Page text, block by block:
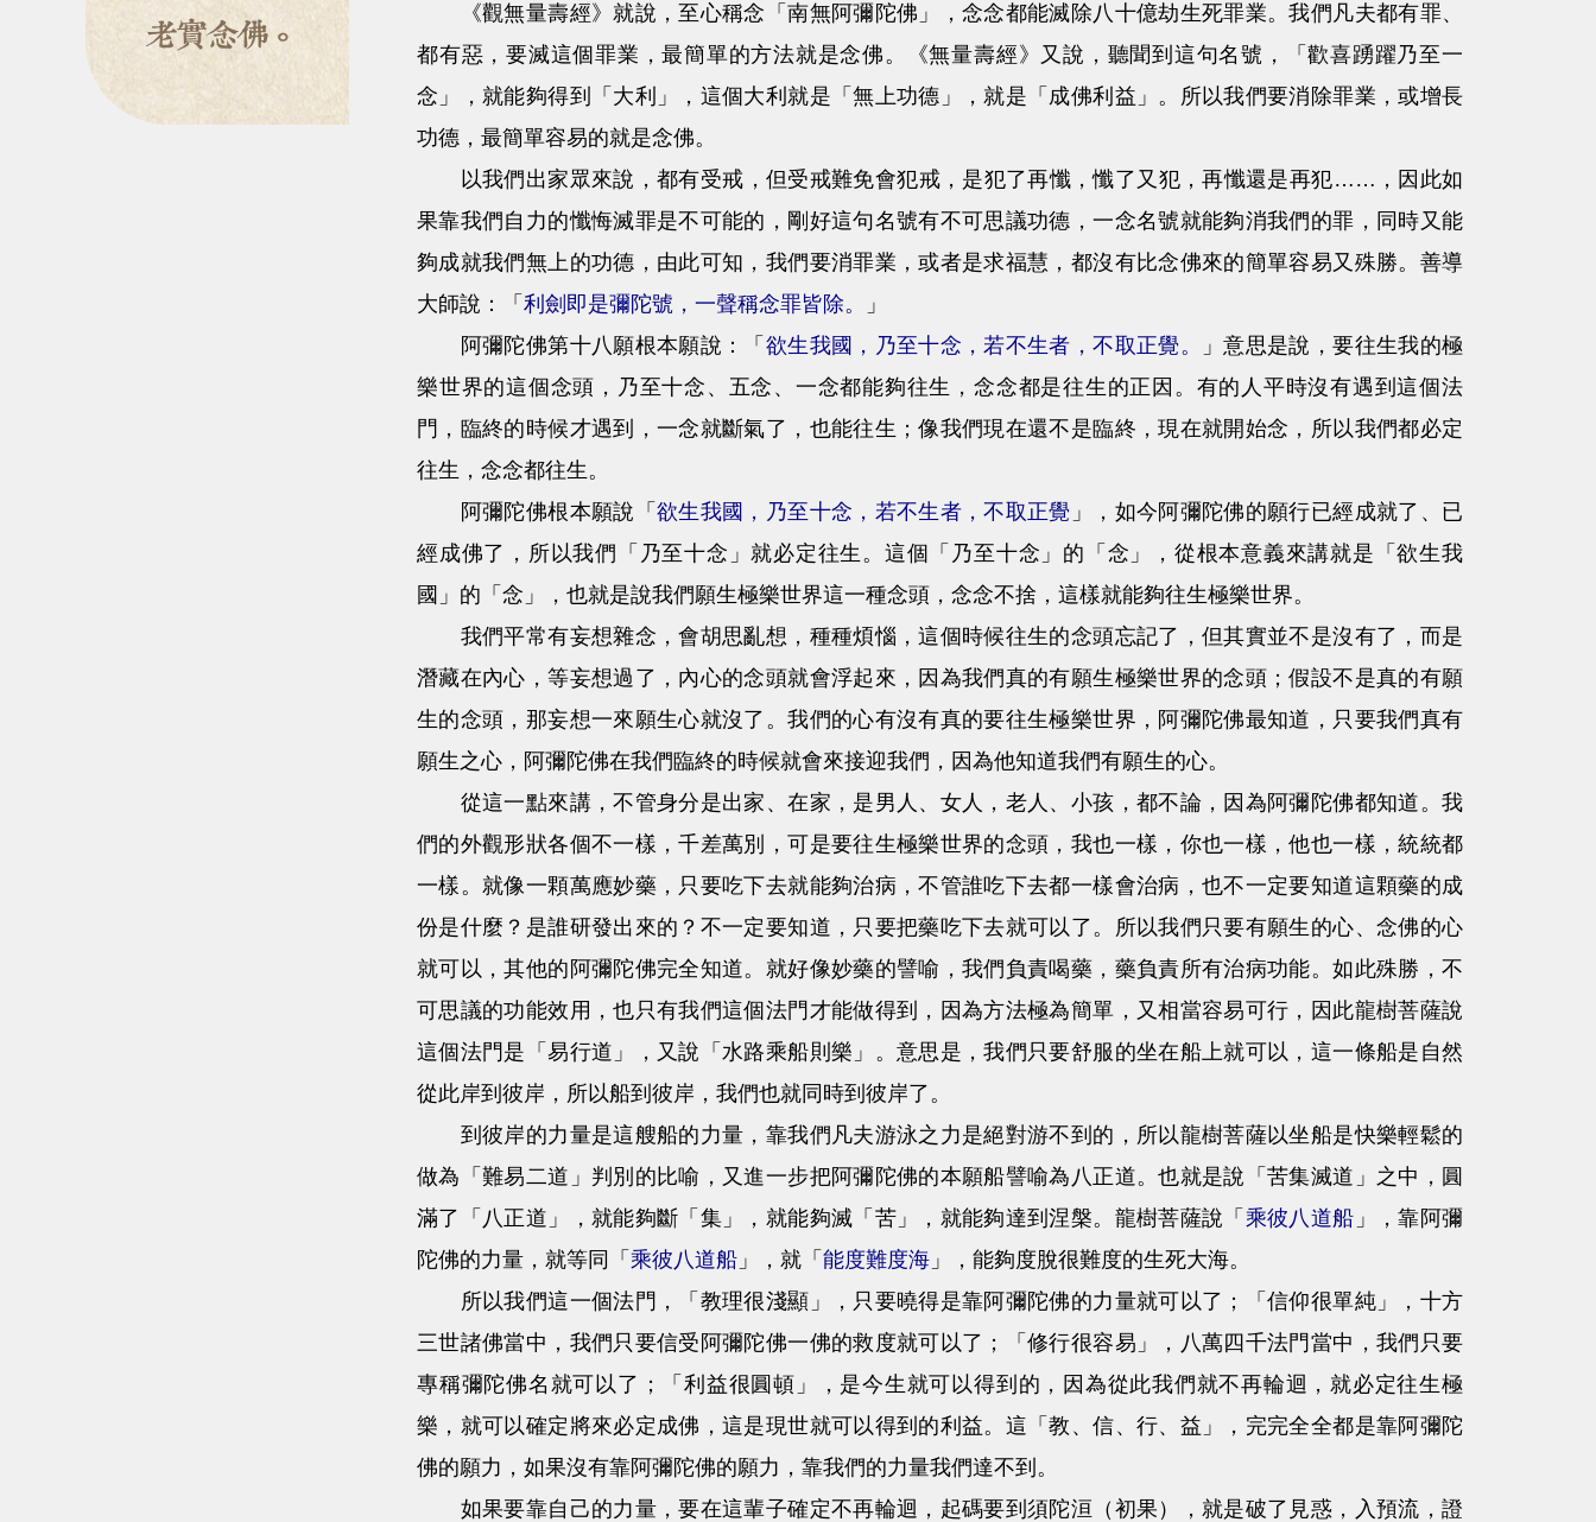
《觀無量壽經》就說，至心稱念「南無阿彌陀佛」，念念都能滅除八十億劫生死罪業。我們凡夫都有罪、
都有惡，要滅這個罪業，最簡單的方法就是念佛。《無量壽經》又說，聽聞到這句名號，「歡喜踴躍乃至一
念」，就能夠得到「大利」，這個大利就是「無上功德」，就是「成佛利益」。所以我們要消除罪業，或增長
功德，最簡單容易的就是念佛。
以我們出家眾來說，都有受戒，但受戒難免會犯戒，是犯了再懺，懺了又犯，再懺還是再犯……，因此如
果靠我們自力的懺悔滅罪是不可能的，剛好這句名號有不可思議功德，一念名號就能夠消我們的罪，同時又能
夠成就我們無上的功德，由此可知，我們要消罪業，或者是求福慧，都沒有比念佛來的簡單容易又殊勝。善導
大師說：「 利劍即是彌陀號，一聲稱念罪皆除。
」
阿彌陀佛第十八願根本願說：「 欲生我國，乃至十念，若不生者，不取正覺。
」意思是說，要往生我的極
樂世界的這個念頭，乃至十念、五念、一念都能夠往生，念念都是往生的正因。有的人平時沒有遇到這個法
門，臨終的時候才遇到，一念就斷氣了，也能往生；像我們現在還不是臨終，現在就開始念，所以我們都必定
往生，念念都往生。
阿彌陀佛根本願說「 欲生我國，乃至十念，若不生者，不取正覺 」，如今阿彌陀佛的願行已經成就了、已
經成佛了，所以我們「乃至十念」就必定往生。這個「乃至十念」的「念」，從根本意義來講就是「欲生我
國」的「念」，也就是說我們願生極樂世界這一種念頭，念念不捨，這樣就能夠往生極樂世界。
我們平常有妄想雜念，會胡思亂想，種種煩惱，這個時候往生的念頭忘記了，但其實並不是沒有了，而是
潛藏在內心，等妄想過了，內心的念頭就會浮起來，因為我們真的有願生極樂世界的念頭；假設不是真的有願
生的念頭，那妄想一來願生心就沒了。我們的心有沒有真的要往生極樂世界，阿彌陀佛最知道，只要我們真有
願生之心，阿彌陀佛在我們臨終的時候就會來接迎我們，因為他知道我們有願生的心。
從這一點來講，不管身分是出家、在家，是男人、女人，老人、小孩，都不論，因為阿彌陀佛都知道。我
們的外觀形狀各個不一樣，千差萬別，可是要往生極樂世界的念頭，我也一樣，你也一樣，他也一樣，統統都
一樣。就像一顆萬應妙藥，只要吃下去就能夠治病，不管誰吃下去都一樣會治病，也不一定要知道這顆藥的成
份是什麼？是誰研發出來的？不一定要知道，只要把藥吃下去就可以了。所以我們只要有願生的心、念佛的心
就可以，其他的阿彌陀佛完全知道。就好像妙藥的譬喻，我們負責喝藥，藥負責所有治病功能。如此殊勝，不
可思議的功能效用，也只有我們這個法門才能做得到，因為方法極為簡單，又相當容易可行，因此龍樹菩薩說
這個法門是「易行道」，又說「水路乘船則樂」。意思是，我們只要舒服的坐在船上就可以，這一條船是自然
從此岸到彼岸，所以船到彼岸，我們也就同時到彼岸了。
到彼岸的力量是這艘船的力量，靠我們凡夫游泳之力是絕對游不到的，所以龍樹菩薩以坐船是快樂輕鬆的
做為「難易二道」判別的比喻，又進一步把阿彌陀佛的本願船譬喻為八正道。也就是說「苦集滅道」之中，圓
滿了「八正道」，就能夠斷「集」，就能夠滅「苦」，就能夠達到涅槃。龍樹菩薩說「 乘彼八道船 」，靠阿彌
陀佛的力量，就等同「 乘彼八道船 」，就「 能度難度海 」，能夠度脫很難度的生死大海。
所以我們這一個法門，「教理很淺顯」，只要曉得是靠阿彌陀佛的力量就可以了；「信仰很單純」，十方
三世諸佛當中，我們只要信受阿彌陀佛一佛的救度就可以了；「修行很容易」，八萬四千法門當中，我們只要
專稱彌陀佛名就可以了；「利益很圓頓」，是今生就可以得到的，因為從此我們就不再輪迴，就必定往生極
樂，就可以確定將來必定成佛，這是現世就可以得到的利益。這「教、信、行、益」，完完全全都是靠阿彌陀
佛的願力，如果沒有靠阿彌陀佛的願力，靠我們的力量我們達不到。
如果要靠自己的力量，要在這輩子確定不再輪迴，起碼要到須陀洹（初果），就是破了見惑，入預流，證